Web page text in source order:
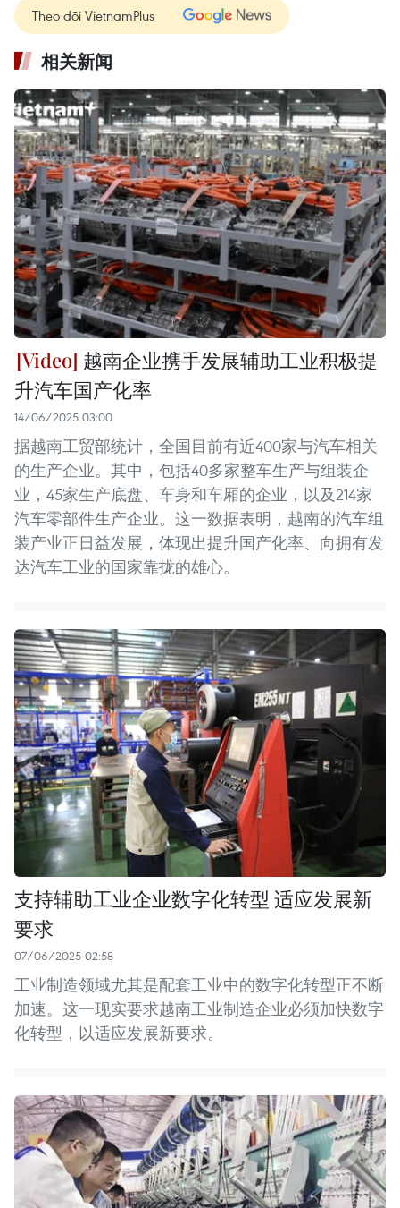
Theo dõi VietnamPlus
相关新闻
越南企业携手发展辅助工业积极提
升汽车国产化率
14/06/2025 03:00
据越南工贸部统计，全国目前有近400家与汽车相关
的生产企业。其中，包括40多家整车生产与组装企
业，45家生产底盘、车身和车厢的企业，以及214家
汽车零部件生产企业。这一数据表明，越南的汽车组
装产业正日益发展，体现出提升国产化率、向拥有发
达汽车工业的国家靠拢的雄心。
支持辅助工业企业数字化转型 适应发展新
要求
07/06/2025 02:58
工业制造领域尤其是配套工业中的数字化转型正不断
加速。这一现实要求越南工业制造企业必须加快数字
化转型，以适应发展新要求。